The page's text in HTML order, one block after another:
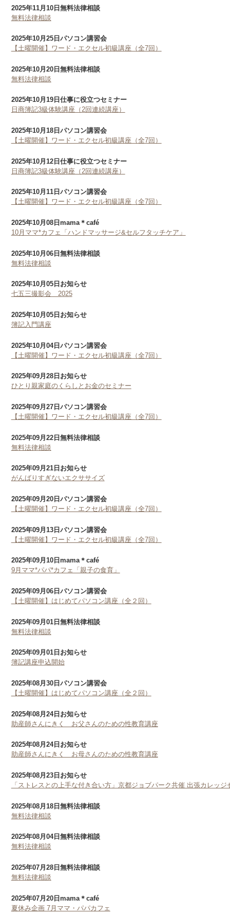
2025年11月10日無料法律相談
無料法律相談
2025年10月25日 パソコン講習会
【土曜開催】ワード・エクセル初級講座（全7回）
2025年10月20日 無料法律相談
無料法律相談
2025年10月19日 仕事に役立つセミナー
日商簿記3級体験講座（2回連続講座）
2025年10月18日 パソコン講習会
【土曜開催】ワード・エクセル初級講座（全7回）
2025年10月12日 仕事に役立つセミナー
日商簿記3級体験講座（2回連続講座）
2025年10月11日 パソコン講習会
【土曜開催】ワード・エクセル初級講座（全7回）
2025年10月08日 mama＊café
10月ママ*カフェ「ハンドマッサージ&セルフタッチケア」
2025年10月06日 無料法律相談
無料法律相談
2025年10月05日 お知らせ
七五三撮影会 2025
2025年10月05日 お知らせ
簿記入門講座
2025年10月04日パソコン講習会
【土曜開催】ワード・エクセル初級講座（全7回）
2025年09月28日 お知らせ
ひとり親家庭のくらしとお金のセミナー
2025年09月27日 パソコン講習会
【土曜開催】ワード・エクセル初級講座（全7回）
2025年09月22日無料法律相談
無料法律相談
2025年09月21日 お知らせ
がんばりすぎないエクササイズ
2025年09月20日 パソコン講習会
【土曜開催】ワード・エクセル初級講座（全7回）
2025年09月13日パソコン講習会
【土曜開催】ワード・エクセル初級講座（全7回）
2025年09月10日 mama＊café
9月ママ*パパ*カフェ「親子の食育」
2025年09月06日 パソコン講習会
【土曜開催】はじめてパソコン講座（全２回）
2025年09月01日無料法律相談
無料法律相談
2025年09月01日 お知らせ
簿記講座申込開始
2025年08月30日 パソコン講習会
【土曜開催】はじめてパソコン講座（全２回）
2025年08月24日お知らせ
助産師さんにきく お父さんのための性教育講座
2025年08月24日 お知らせ
助産師さんにきく お母さんのための性教育講座
2025年08月23日 お知らせ
「ストレスとの上手な付き合い方」京都ジョブパーク共催 出張カレッジ
2025年08月18日無料法律相談
無料法律相談
2025年08月04日 無料法律相談
無料法律相談
2025年07月28日 無料法律相談
無料法律相談
2025年07月20日mama＊café
夏休み企画 7月ママ・パパカフェ